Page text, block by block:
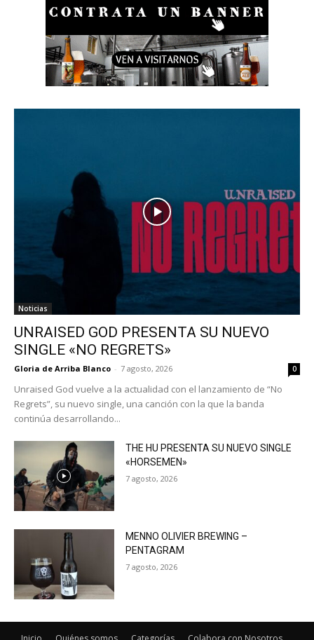
Noticias
UNRAISED GOD PRESENTA SU NUEVO
SINGLE «NO REGRETS»
Gloria de Arriba Blanco - 7 agosto, 2026 0
Unraised God vuelve a la actualidad con el lanzamiento de “No
Regrets”, su nuevo single, una canción con la que la banda
continúa desarrollando...
THE HU PRESENTA SU NUEVO SINGLE
«HORSEMEN»
7 agosto, 2026
MENNO OLIVIER BREWING –
PENTAGRAM
7 agosto, 2026